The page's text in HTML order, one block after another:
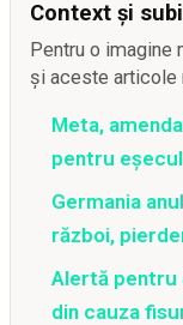
Context și
Pentru o imagine
și aceste articole
Meta,
pentru
Germania
război,
Alertă pentru
din cauza